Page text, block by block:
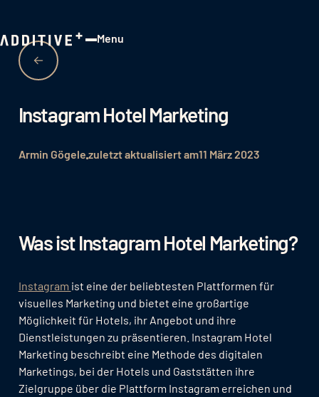
Menu
Instagram Hotel Marketing
Armin Gögelezuletzt aktualisiert am11 März 2023
Was ist Instagram Hotel Marketing?
Instagram ist eine der beliebtesten Plattformen für
visuelles Marketing und bietet eine großartige
Möglichkeit für Hotels, ihr Angebot und ihre
Dienstleistungen zu präsentieren. Instagram Hotel
Marketing beschreibt eine Methode des digitalen
Marketings, bei der Hotels und Gaststätten ihre
Zielgruppe über die Plattform Instagram erreichen und